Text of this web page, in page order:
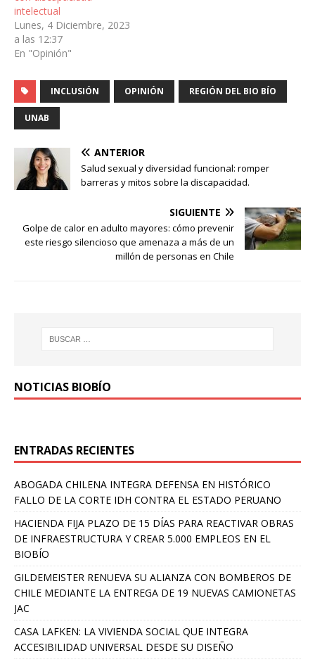
intelectual
Lunes, 4 Diciembre, 2023
a las 12:37
En "Opinión"
INCLUSIÓN OPINIÓN REGIÓN DEL BIO BÍO
UNAB
ANTERIOR
Salud sexual y diversidad funcional: romper
barreras y mitos sobre la discapacidad.
SIGUIENTE
Golpe de calor en adulto mayores: cómo prevenir
este riesgo silencioso que amenaza a más de un
millón de personas en Chile
NOTICIAS BIOBÍO
ENTRADAS RECIENTES
ABOGADA CHILENA INTEGRA DEFENSA EN HISTÓRICO
FALLO DE LA CORTE IDH CONTRA EL ESTADO PERUANO
HACIENDA FIJA PLAZO DE 15 DÍAS PARA REACTIVAR OBRAS
DE INFRAESTRUCTURA Y CREAR 5.000 EMPLEOS EN EL
BIOBÍO
GILDEMEISTER RENUEVA SU ALIANZA CON BOMBEROS DE
CHILE MEDIANTE LA ENTREGA DE 19 NUEVAS CAMIONETAS
JAC
CASA LAFKEN: LA VIVIENDA SOCIAL QUE INTEGRA
ACCESIBILIDAD UNIVERSAL DESDE SU DISEÑO